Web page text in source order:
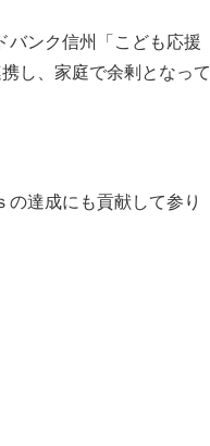
バンク信州「こども応援
し、家庭で余剰となって
達成にも貢献して参り